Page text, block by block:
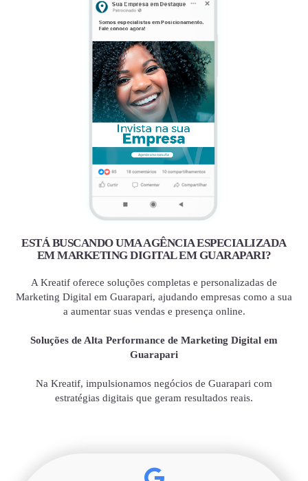
ESTÁ BUSCANDO UMA AGÊNCIA ESPECIALIZADA
EM MARKETING DIGITAL EM GUARAPARI?
A Kreatif oferece soluções completas e personalizadas de
Marketing Digital em Guarapari, ajudando empresas como a sua
a aumentar suas vendas e presença online.
Soluções de Alta Performance de Marketing Digital em
Guarapari
Na Kreatif, impulsionamos negócios de Guarapari com
estratégias digitais que geram resultados reais.